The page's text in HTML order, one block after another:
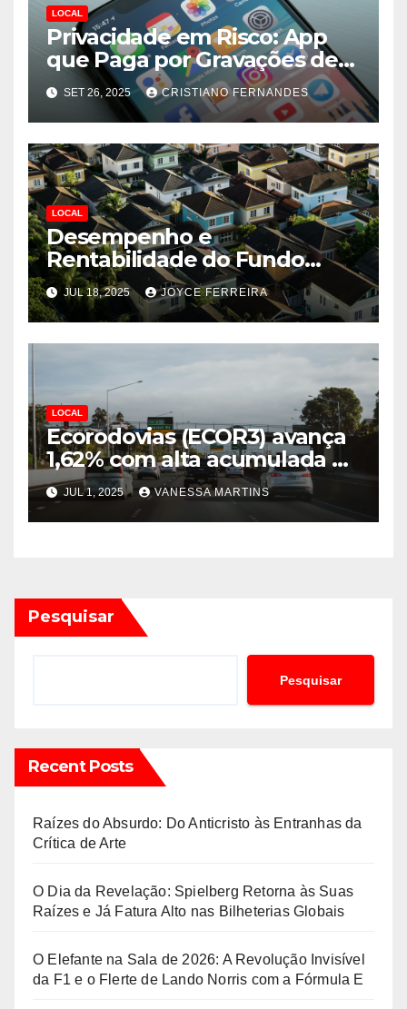
LOCAL
Privacidade em Risco: App
que Paga por Gravações de
Chamadas Expõe Dados de
Usuários
SET 26, 2025 CRISTIANO FERNANDES
LOCAL
Desempenho e
Rentabilidade do Fundo
Imobiliário BTLG11: Análise
Atualizada
JUL 18, 2025 JOYCE FERREIRA
LOCAL
Ecorodovias (ECOR3) avança
1,62% com alta acumulada de
76% em 2025
JUL 1, 2025 VANESSA MARTINS
Pesquisar
Pesquisar
Recent Posts
Raízes do Absurdo: Do Anticristo às Entranhas da
Crítica de Arte
O Dia da Revelação: Spielberg Retorna às Suas
Raízes e Já Fatura Alto nas Bilheterias Globais
O Elefante na Sala de 2026: A Revolução Invisível
da F1 e o Flerte de Lando Norris com a Fórmula E